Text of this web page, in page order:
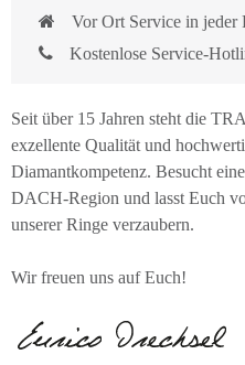
Vor Ort Service in jeder
Kostenlose Service-
Seit über 15 Jahren steht die
exzellente Qualität und
Diamantkompetenz. Besucht
DACH-Region und lasst Euch
unserer Ringe verzaubern.
Wir freuen uns auf Euch!